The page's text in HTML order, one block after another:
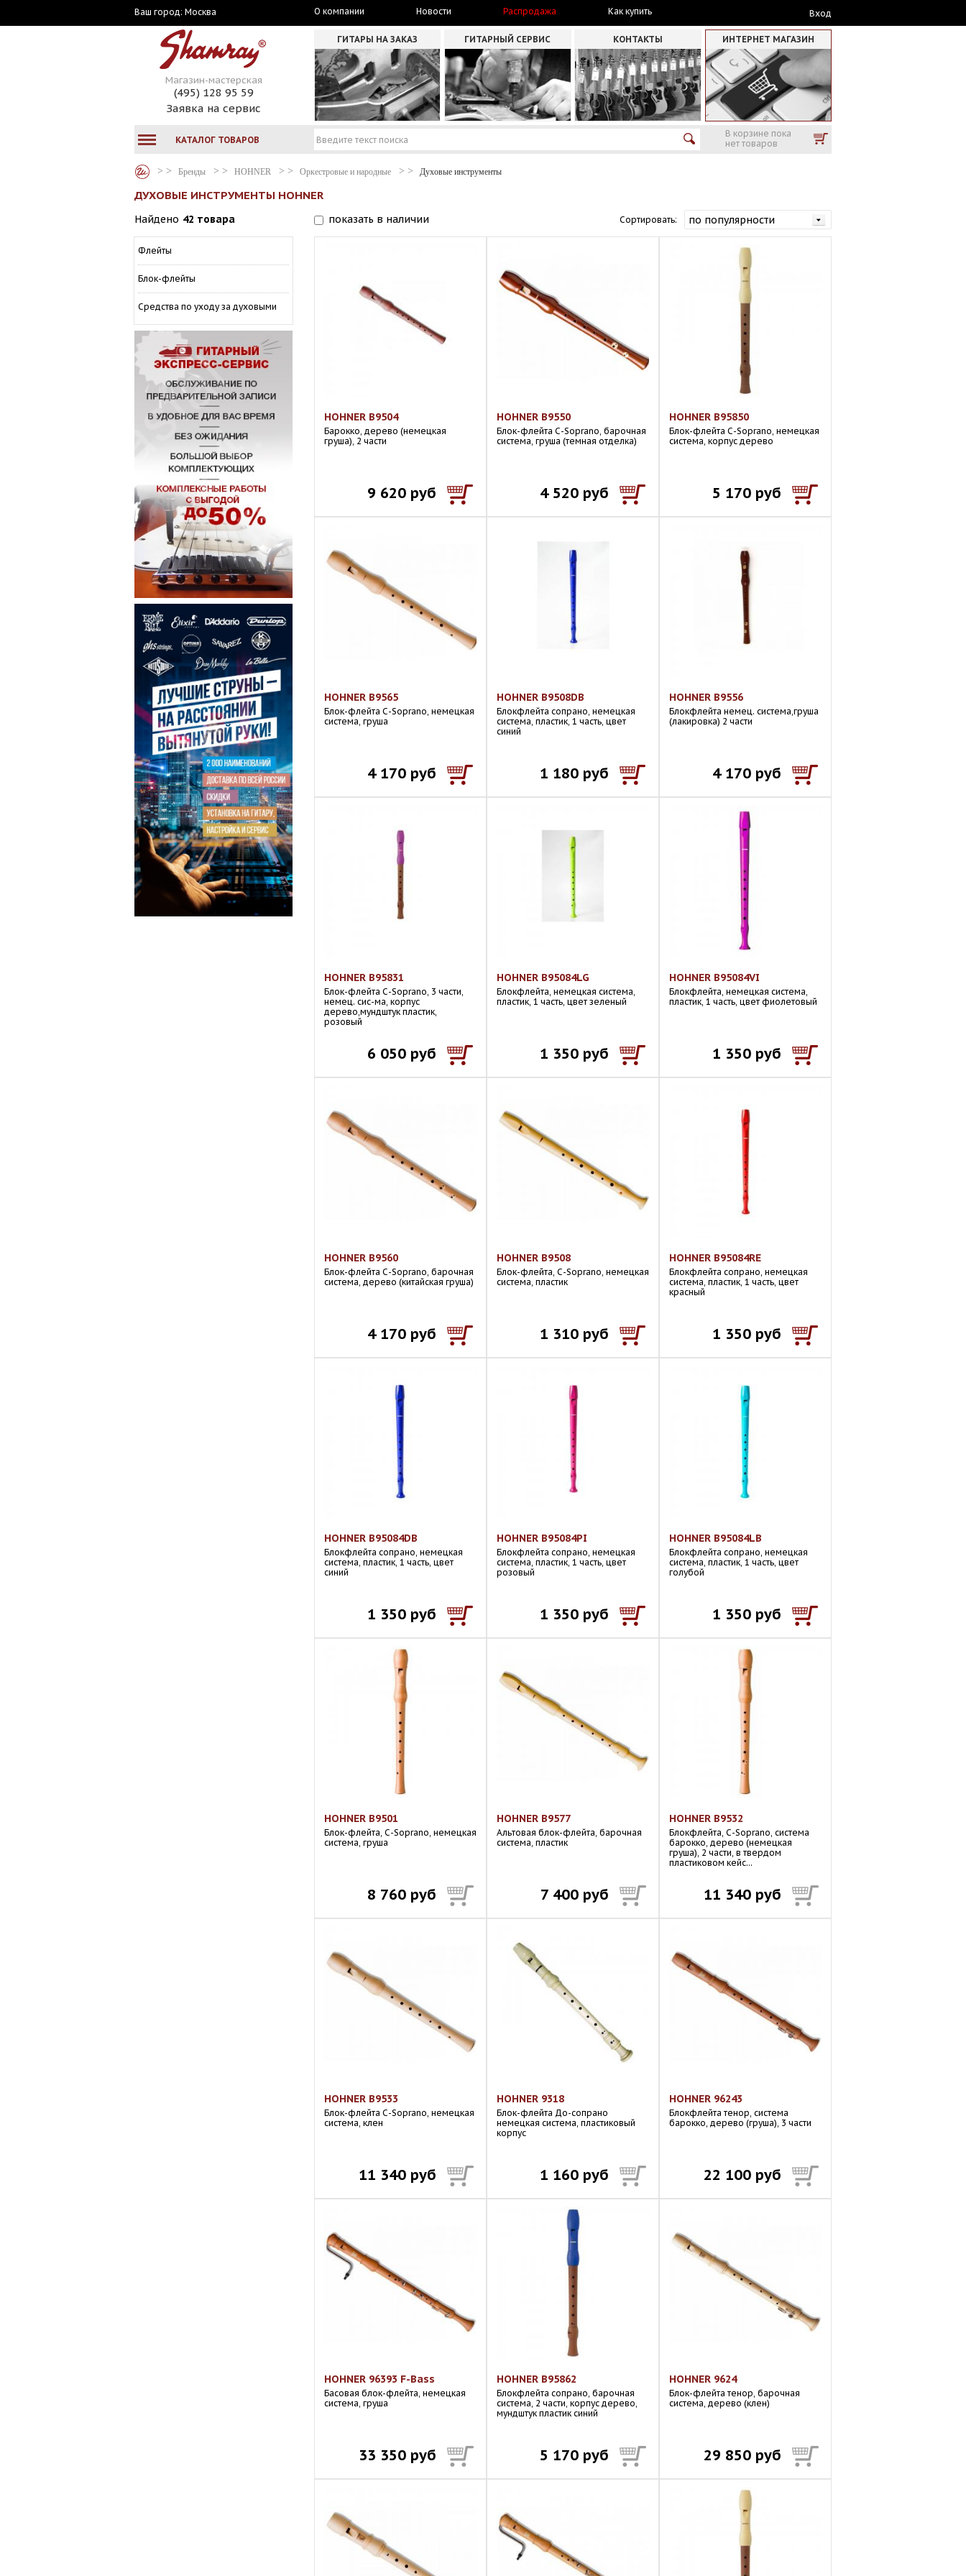
Ваш город: Москва О компании Новости Распродажа Как купить Вход
Магазин-мастерская
(495) 128 95 59
Заявка на сервис
ГИТАРЫ НА ЗАКАЗ ГИТАРНЫЙ СЕРВИС КОНТАКТЫ ИНТЕРНЕТ МАГАЗИН
КАТАЛОГ ТОВАРОВ
В корзине пока
нет товаров
Бренды HOHNER Оркестровые и народные Духовые инструменты
ДУХОВЫЕ ИНСТРУМЕНТЫ HOHNER
Найдено 42 товара показать в наличии Сортировать:
Флейты
Блок-флейты
Средства по уходу за духовыми
HOHNER B9504
Барокко, дерево (немецкая
груша), 2 части
9 620 руб
HOHNER B9550
Блок-флейта С-Soprano, барочная
система, груша (темная отделка)
4 520 руб
HOHNER B95850
Блок-флейта С-Soprano, немецкая
система, корпус дерево
5 170 руб
HOHNER B9565
Блок-флейта С-Soprano, немецкая
система, груша
4 170 руб
HOHNER B9508DB
Блокфлейта сопрано, немецкая
система, пластик, 1 часть, цвет
синий
1 180 руб
HOHNER B9556
Блокфлейта немец. система,груша
(лакировка) 2 части
4 170 руб
HOHNER B95831
Блок-флейта С-Soprano, 3 части,
немец. сис-ма, корпус
дерево,мундштук пластик,
розовый
6 050 руб
HOHNER B95084LG
Блокфлейта, немецкая система,
пластик, 1 часть, цвет зеленый
1 350 руб
HOHNER B95084VI
Блокфлейта, немецкая система,
пластик, 1 часть, цвет фиолетовый
1 350 руб
HOHNER B9560
Блок-флейта С-Soprano, барочная
система, дерево (китайская груша)
4 170 руб
HOHNER B9508
Блок-флейта, С-Soprano, немецкая
система, пластик
1 310 руб
HOHNER B95084RE
Блокфлейта сопрано, немецкая
система, пластик, 1 часть, цвет
красный
1 350 руб
HOHNER B95084DB
Блокфлейта сопрано, немецкая
система, пластик, 1 часть, цвет
синий
1 350 руб
HOHNER B95084PI
Блокфлейта сопрано, немецкая
система, пластик, 1 часть, цвет
розовый
1 350 руб
HOHNER B95084LB
Блокфлейта сопрано, немецкая
система, пластик, 1 часть, цвет
голубой
1 350 руб
HOHNER B9501
Блок-флейта, С-Soprano, немецкая
система, груша
8 760 руб
HOHNER B9577
Альтовая блок-флейта, барочная
система, пластик
7 400 руб
HOHNER B9532
Блокфлейта, С-Soprano, система
барокко, дерево (немецкая
груша), 2 части, в твердом
пластиковом кейс...
11 340 руб
HOHNER B9533
Блок-флейта С-Soprano, немецкая
система, клен
11 340 руб
HOHNER 9318
Блок-флейта До-сопрано
немецкая система, пластиковый
корпус
1 160 руб
HOHNER 96243
Блокфлейта тенор, система
барокко, дерево (груша), 3 части
22 100 руб
HOHNER 96393 F-Bass
Басовая блок-флейта, немецкая
система, груша
33 350 руб
HOHNER B95862
Блокфлейта сопрано, барочная
система, 2 части, корпус дерево,
мундштук пластик синий
5 170 руб
HOHNER 9624
Блок-флейта тенор, барочная
система, дерево (клен)
29 850 руб